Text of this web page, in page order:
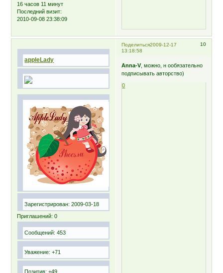
16 часов 11 минут
Последний визит:
2010-09-08 23:38:09
Поделиться 10
2009-12-17
13:18:58
appleLady
Зарегистрирован: 2009-03-18
Приглашений: 0
Сообщений: 453
Уважение: +71
Позитив: +49
Anna-V, можно, н ообязательно
подписывать авторство)
0